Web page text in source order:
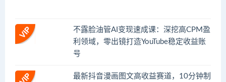
不露脸油管AI变现速成课：深挖高CPM盈
利领域，零出镜打造YouTube稳定收益账
号
最新抖音漫画图文高收益赛道，10分钟制